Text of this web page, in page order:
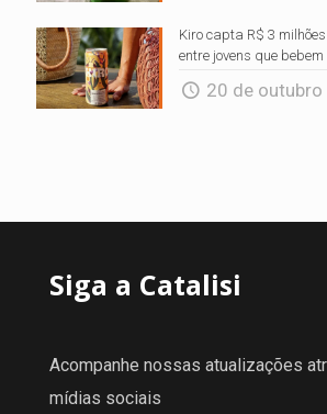
Kiro capta R$ 3
entre jovens que bebem
20 de
Siga a Catalisi
Acompanhe nossas atualizações
mídias sociais